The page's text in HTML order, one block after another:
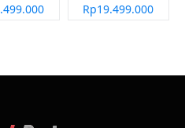
Rp19.499.000